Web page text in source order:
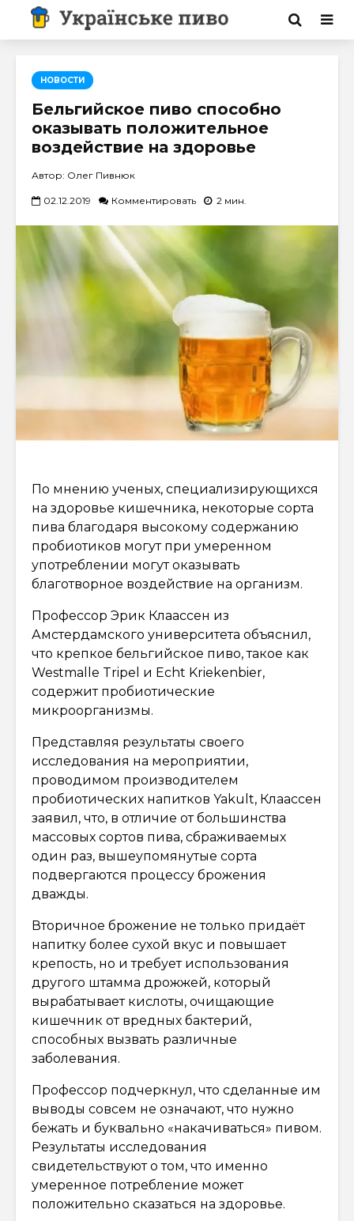
НОВОСТИ
Бельгийское пиво способно
оказывать положительное
воздействие на здоровье
Автор: Олег Пивнюк
02.12.2019 Комментировать 2 мин.
По мнению ученых, специализирующихся
на здоровье кишечника, некоторые сорта
пива благодаря высокому содержанию
пробиотиков могут при умеренном
употреблении могут оказывать
благотворное воздействие на организм.
Профессор Эрик Клаассен из
Амстердамского университета объяснил,
что крепкое бельгийское пиво, такое как
Westmalle Tripel и Echt Kriekenbier,
содержит пробиотические
микроорганизмы.
Представляя результаты своего
исследования на мероприятии,
проводимом производителем
пробиотических напитков Yakult, Клаассен
заявил, что, в отличие от большинства
массовых сортов пива, сбраживаемых
один раз, вышеупомянутые сорта
подвергаются процессу брожения
дважды.
Вторичное брожение не только придаёт
напитку более сухой вкус и повышает
крепость, но и требует использования
другого штамма дрожжей, который
вырабатывает кислоты, очищающие
кишечник от вредных бактерий,
способных вызвать различные
заболевания.
Профессор подчеркнул, что сделанные им
выводы совсем не означают, что нужно
бежать и буквально «накачиваться» пивом.
Результаты исследования
свидетельствуют о том, что именно
умеренное потребление может
положительно сказаться на здоровье.